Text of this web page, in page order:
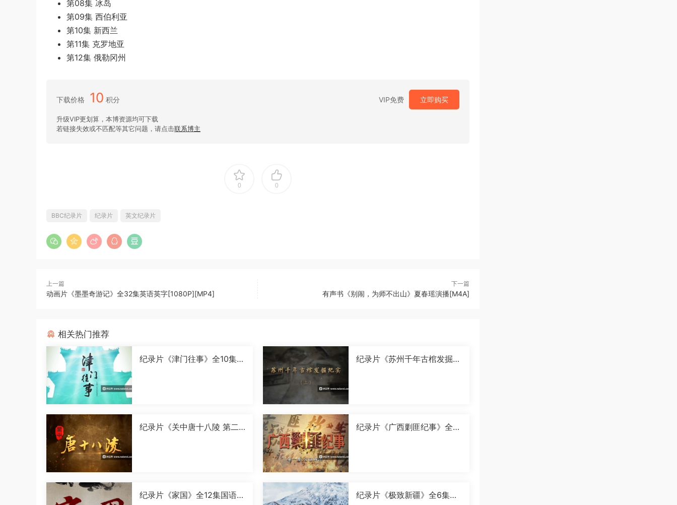
第08集 冰岛
第09集 西伯利亚
第10集 新西兰
第11集 克罗地亚
第12集 俄勒冈州
下载价格 10 积分 VIP免费 立即购买
升级VIP更划算，本博资源均可下载
若链接失效或不匹配等其它问题，请点击联系博主
0 0
BBC纪录片 纪录片 英文纪录片
上一篇
动画片《墨墨奇游记》全32集英语英字[1080P][MP4]
下一篇
有声书《别闹，为师不出山》夏春瑶演播[M4A]
相关热门推荐
纪录片《津门往事》全10集国
纪录片《苏州千年古棺发掘纪
纪录片《关中唐十八陵 第二
纪录片《广西剿匪纪事》全5
纪录片《家国》全12集国语中
纪录片《极致新疆》全6集国